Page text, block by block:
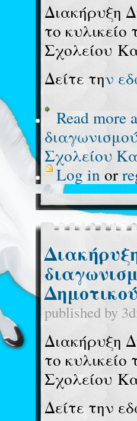
Διακήρυξη
το
Σχολείου
Δείτε την
Read more
Σχολείου
Log in or
published by
Διακήρυξη
το
Σχολείου
Δείτε την